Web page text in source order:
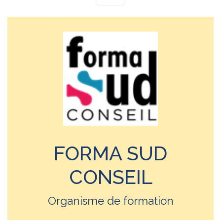
FORMA SUD
CONSEIL
Organisme de formation